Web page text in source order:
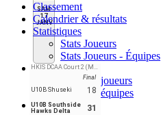
SAM
17
JANV
HKIS DCAA Court 2 (Mountain View)
Final
U10B Shuseki
18
U10B Southside
Hawks Delta
31
Classement
Calendrier & résultats
Statistiques
Stats Joueurs
Stats Joueurs - Équipes
Meneurs
Meneurs joueurs
Meneurs équipes
Forum